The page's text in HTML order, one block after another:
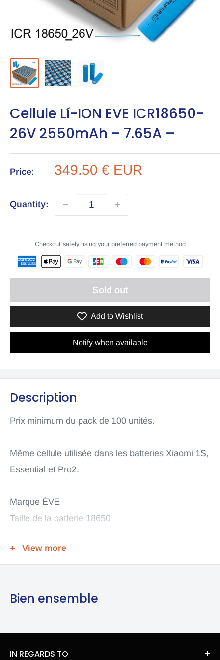
Cellule Lí-ION EVE ICR18650-
26V 2550mAh – 7.65A –
Price:
Sale
349.50 € EUR
Quantity:
Checkout safely using your preferred payment method
Sold out
Add to Wishlist
Notify when available
Description
Prix ​​minimum du pack de 100 unités.
Même cellule utilisée dans les batteries Xiaomi 1S,
Essential et Pro2.
Marque ÈVE
Taille de la batterie 18650
Batterie rechargeable
Tension 3.6V
Version batterie Surface plane
Protection du circuit non protégé
Hauteur en mm 65,10
View more
Bien ensemble
IN REGARDS TO